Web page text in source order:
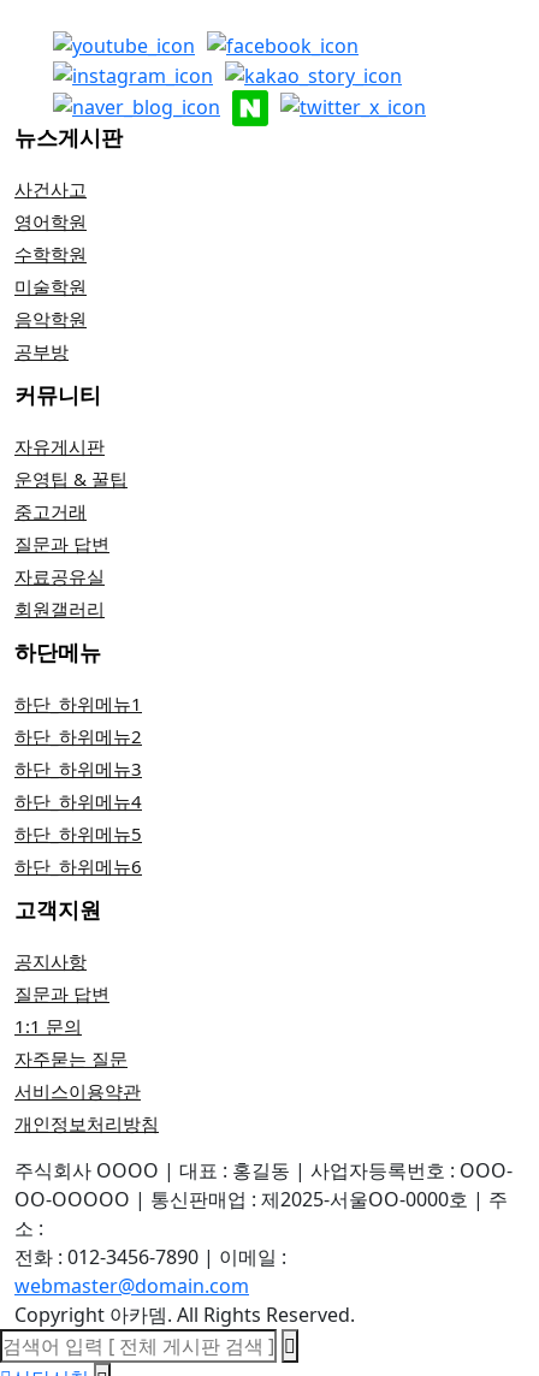
뉴스게시판
사건사고
영어학원
수학학원
미술학원
음악학원
공부방
커뮤니티
자유게시판
운영팁 & 꿀팁
중고거래
질문과 답변
자료공유실
회원갤러리
하단메뉴
하단_하위메뉴1
하단_하위메뉴2
하단_하위메뉴3
하단_하위메뉴4
하단_하위메뉴5
하단_하위메뉴6
고객지원
공지사항
질문과 답변
1:1 문의
자주묻는 질문
서비스이용약관
개인정보처리방침
주식회사 OOOO | 대표 : 홍길동 | 사업자등록번호 : OOO-
OO-OOOOO | 통신판매업 : 제2025-서울OO-0000호 | 주
소 :
전화 : 012-3456-7890 | 이메일 :
webmaster@domain.com
Copyright 아카뎀. All Rights Reserved.